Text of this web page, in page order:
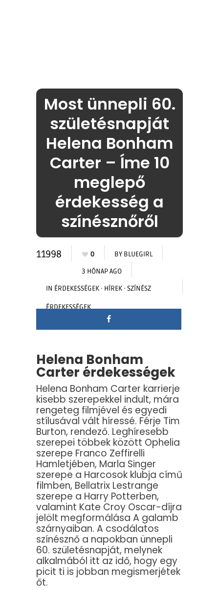
Most ünnepli 60.
születésnapját
Helena Bonham
Carter – Íme 10
meglepő
érdekesség a
színésznőről
11998 0 BY BLUEGIRL
3 HÓNAP AGO
IN ÉRDEKESSÉGEK · HÍREK · SZÍNÉSZ
ÉRDEKESSÉGEK
Helena Bonham
Carter érdekességek
Helena Bonham Carter karrierje
kisebb szerepekkel indult, mára
rengeteg filmjével és egyedi
stílusával vált híressé. Férje Tim
Burton, rendező. Leghíresebb
szerepei többek között Ophelia
szerepe Franco Zeffirelli
Hamletjében, Marla Singer
szerepe a Harcosok klubja című
filmben, Bellatrix Lestrange
szerepe a Harry Potterben,
valamint Kate Croy Oscar-díjra
jelölt megformálása A galamb
szárnyaiban. A csodálatos
színésznő a napokban ünnepli
60. születésnapját, melynek
alkalmából itt az idő, hogy egy
picit ti is jobban megismerjétek
őt.